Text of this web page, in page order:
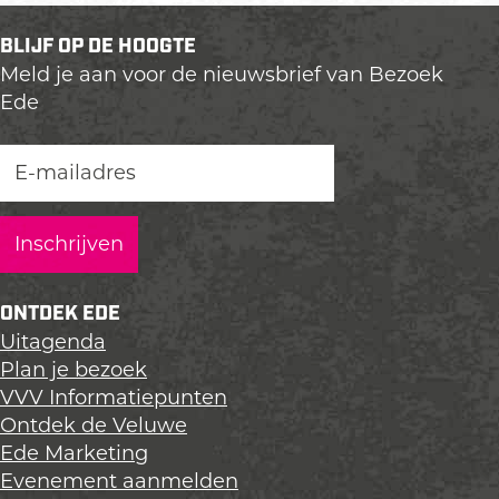
BUITENKUNST EDE
In Ede kom je veel kunstwerken in de
openbare ruimte tegen. Laat je verrassen!
BLIJF OP DE HOOGTE
Meld je aan voor de nieuwsbrief van Bezoek
Ede
ONTDEK EDE
Uitagenda
Plan je bezoek
VVV Informatiepunten
Ontdek de Veluwe
Ede Marketing
Evenement aanmelden